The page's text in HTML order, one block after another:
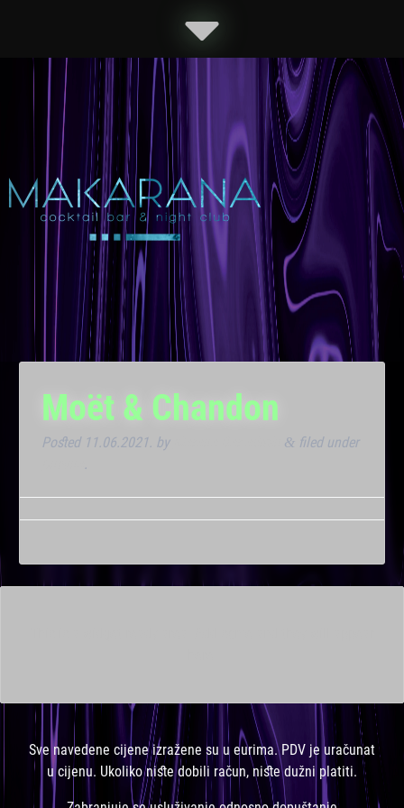
Moët & Chandon
Posted 11.06.2021. by & filed under
.
Sve navedene cijene izražene su u eurima. PDV je uračunat
u cijenu. Ukoliko niste dobili račun, niste dužni platiti.